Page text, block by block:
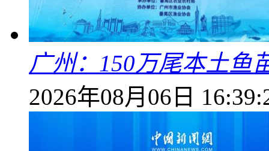
广州：150万尾本土鱼
2026年08月06日